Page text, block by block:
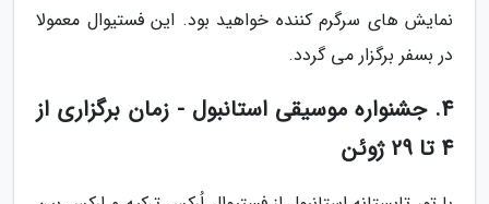
نمایش های سرگرم کننده خواهید بود. این فستیوال معمولا
در بسفر برگزار می گردد.
4. جشنواره موسیقی استانبول - زمان برگزاری از
4 تا 29 ژوئن